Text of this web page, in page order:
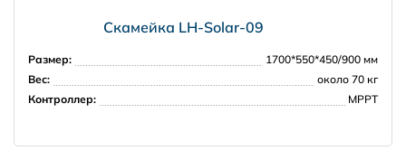
Скамейка LH-Solar-09
Размер:
1700*550*450/900 мм
Вес:
около 70 кг
Контроллер:
МРРТ